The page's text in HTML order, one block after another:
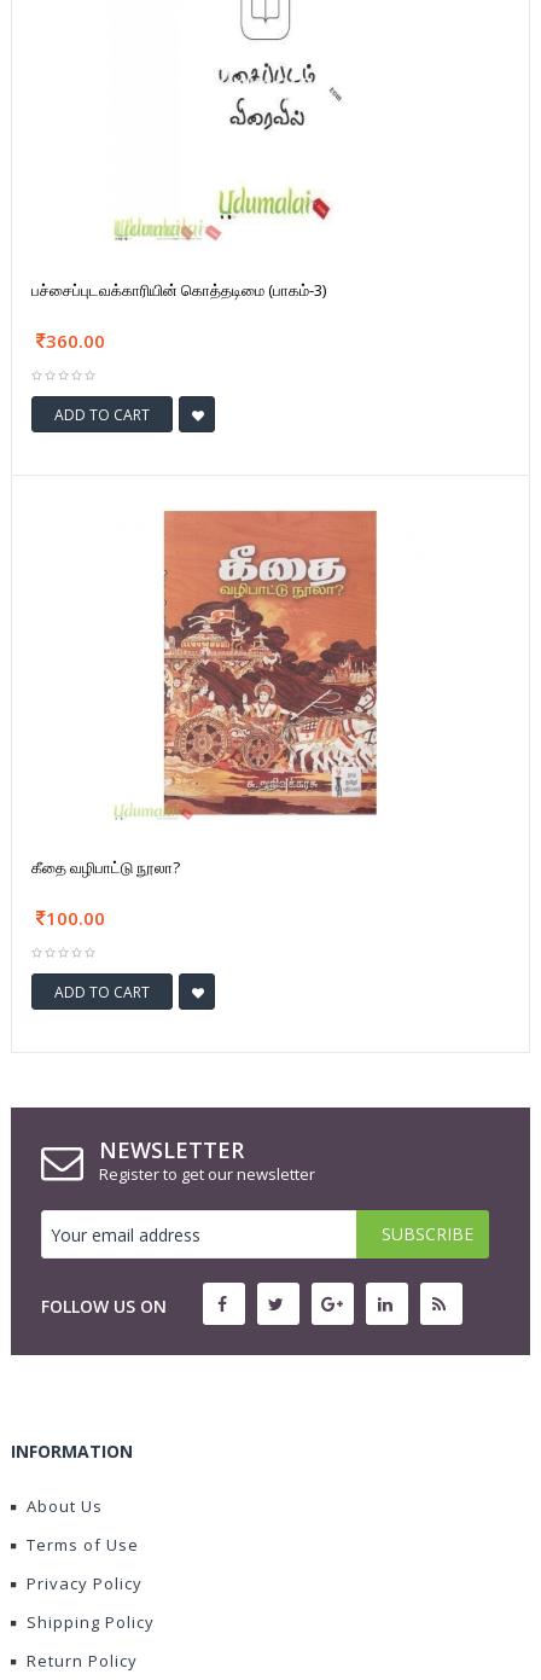
பச்சைப்புடவக்காரியின் கொத்தடிமை (பாகம்-3)
360.00
ADD TO CART
கீதை வழிபாட்டு நூலா?
100.00
ADD TO CART
NEWSLETTER
Register to get our newsletter
FOLLOW US ON
INFORMATION
About Us
Terms of Use
Privacy Policy
Shipping Policy
Return Policy